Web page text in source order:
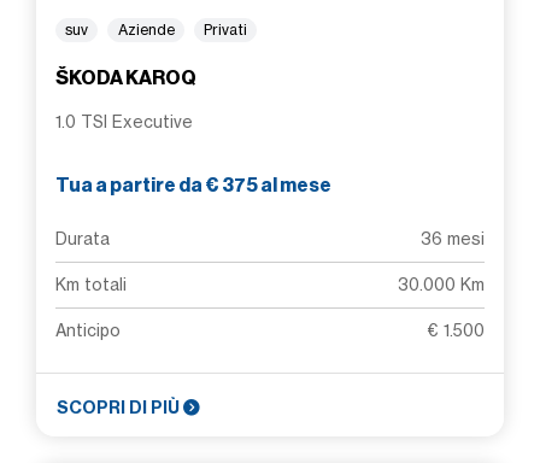
suv Aziende Privati
ŠKODA KAROQ
1.0 TSI Executive
Tua a partire da € 375 al mese
Durata 36 mesi
Km totali 30.000 Km
Anticipo € 1.500
SCOPRI DI PIÙ